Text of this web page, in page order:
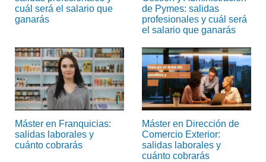
cuál será el salario que
ganarás
de Pymes: salidas
profesionales y cuál será
el salario que ganarás
Máster en Franquicias:
salidas laborales y
cuánto cobrarás
Máster en Dirección de
Comercio Exterior:
salidas laborales y
cuánto cobrarás